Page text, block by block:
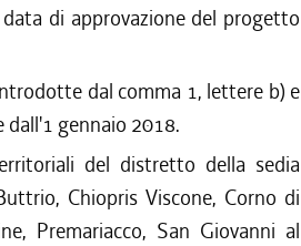
di approvazione del progetto
dal comma 1, lettere b) e
dall'1 gennaio 2018.
del distretto della sedia
Chiopris Viscone, Corno di
Premariacco, San Giovanni al